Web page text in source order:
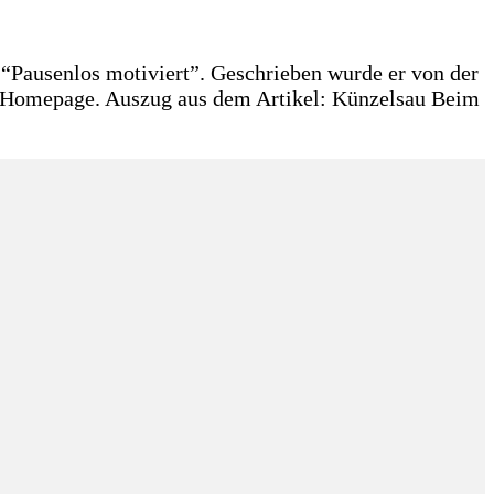
motiviert”. Geschrieben wurde er von der
Auszug aus dem Artikel: Künzelsau Beim